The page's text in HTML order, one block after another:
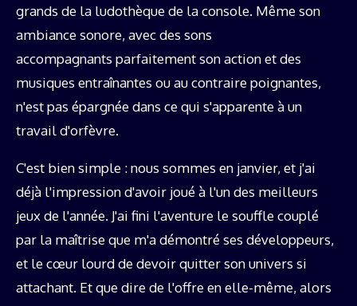
grands de la ludothèque de la console. Même son
ambiance sonore, avec des sons
accompagnants parfaitement son action et des
musiques entraînantes ou au contraire poignantes,
n'est pas épargnée dans ce qui s'apparente à un
travail d'orfèvre.
C'est bien simple : nous sommes en janvier, et j'ai
déjà l'impression d'avoir joué à l'un des meilleurs
jeux de l'année. J'ai fini l'aventure le souffle couplé
par la maîtrise que m'a démontré ses développeurs,
et le cœur lourd de devoir quitter son univers si
attachant. Et que dire de l'offre en elle-même, alors